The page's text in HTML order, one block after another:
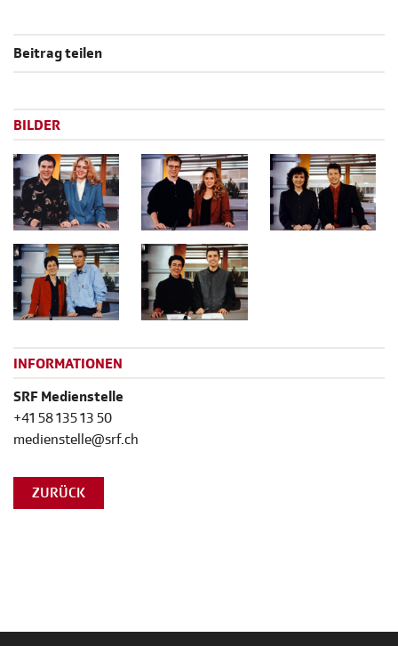
Beitrag teilen
BILDER
INFORMATIONEN
SRF Medienstelle
+41 58 135 13 50
medienstelle@srf.ch
ZURÜCK